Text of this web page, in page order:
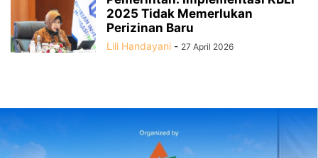
2025 Tidak Memerlukan
Perizinan Baru
Lili Handayani - 27 April 2026